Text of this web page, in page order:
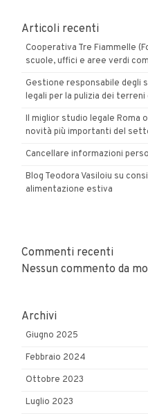
Articoli recenti
Cooperativa Tre Fiammelle
scuole, uffici e aree verdi
Gestione responsabile degli
legali per la pulizia dei
Il miglior studio legale Roma
novità più importanti del
Cancellare informazioni
Blog Teodora Vasiloiu su
alimentazione estiva
Commenti recenti
Nessun commento da
Archivi
Giugno 2025
Febbraio 2024
Ottobre 2023
Luglio 2023